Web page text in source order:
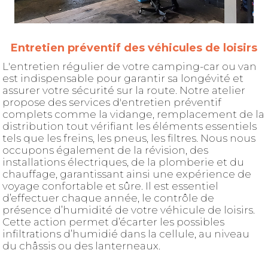
Entretien préventif des véhicules de loisirs
L'entretien régulier de votre camping-car ou van
est indispensable pour garantir sa longévité et
assurer votre sécurité sur la route. Notre atelier
propose des services d'entretien préventif
complets comme la vidange, remplacement de la
distribution tout vérifiant les éléments essentiels
tels que les freins, les pneus, les filtres. Nous nous
occupons également de la révision, des
installations électriques, de la plomberie et du
chauffage, garantissant ainsi une expérience de
voyage confortable et sûre. Il est essentiel
d’effectuer chaque année, le contrôle de
présence d’humidité de votre véhicule de loisirs.
Cette action permet d’écarter les possibles
infiltrations d’humidié dans la cellule, au niveau
du châssis ou des lanterneaux.